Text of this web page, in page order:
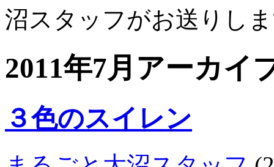
沼スタッフがお送りし
2011年7月アーカイ
３色のスイレン